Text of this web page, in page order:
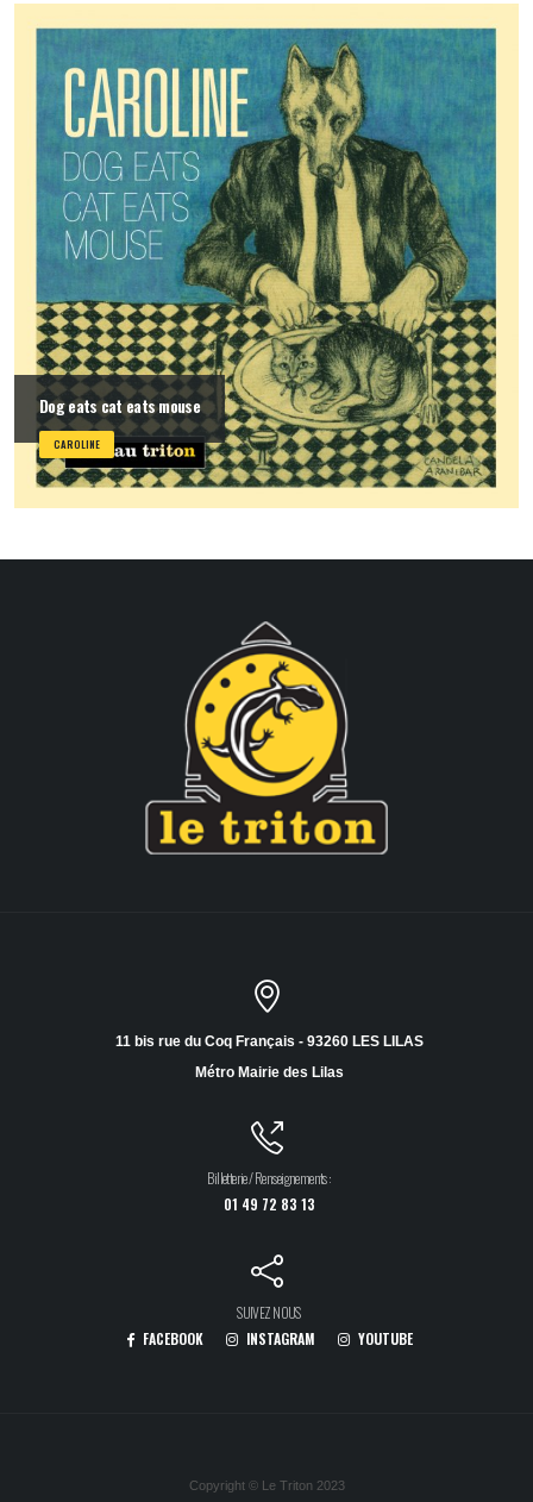
Dog eats cat eats mouse
CAROLINE
11 bis rue du Coq Français - 93260 LES LILAS
Métro Mairie des Lilas
Billetterie / Renseignements :
01 49 72 83 13
SUIVEZ NOUS
FACEBOOK
INSTAGRAM YOUTUBE
Copyright © Le Triton 2023